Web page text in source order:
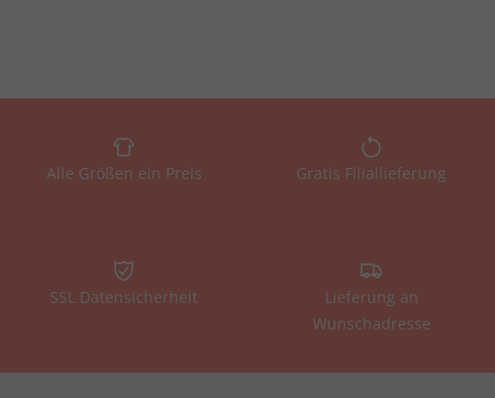
Alle Größen ein Preis Gratis Filiallieferung
SSL Datensicherheit
Lieferung an
Wunschadresse